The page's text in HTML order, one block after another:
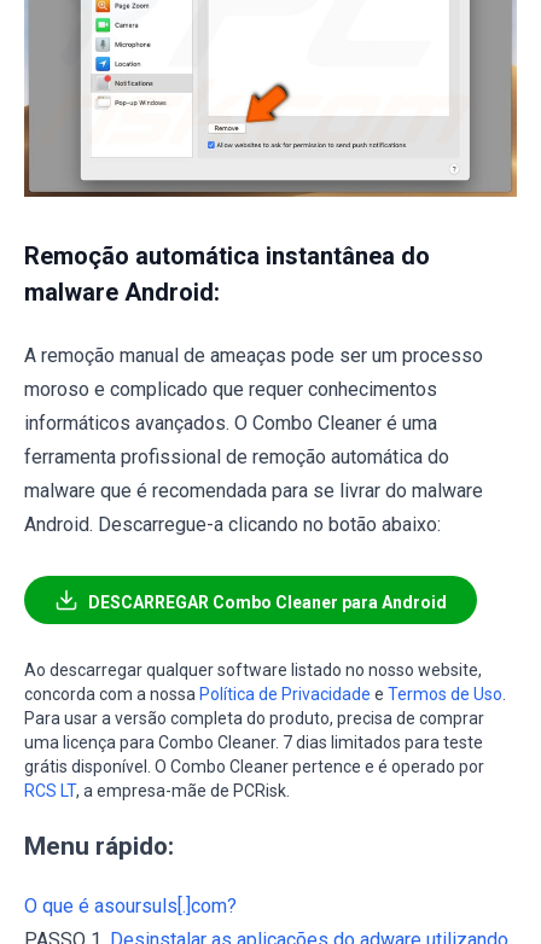
Remoção automática instantânea do
malware Android:
A remoção manual de ameaças pode ser um processo
moroso e complicado que requer conhecimentos
informáticos avançados. O Combo Cleaner é uma
ferramenta profissional de remoção automática do
malware que é recomendada para se livrar do malware
Android. Descarregue-a clicando no botão abaixo:
DESCARREGAR Combo Cleaner para Android
Ao descarregar qualquer software listado no nosso website,
concorda com a nossa Política de Privacidade e Termos de Uso
Para usar a versão completa do produto, precisa de comprar
uma licença para Combo Cleaner. 7 dias limitados para teste
grátis disponível. O Combo Cleaner pertence e é operado por
RCS LT, a empresa-mãe de PCRisk.
Menu rápido:
O que é asoursuls[.]com?